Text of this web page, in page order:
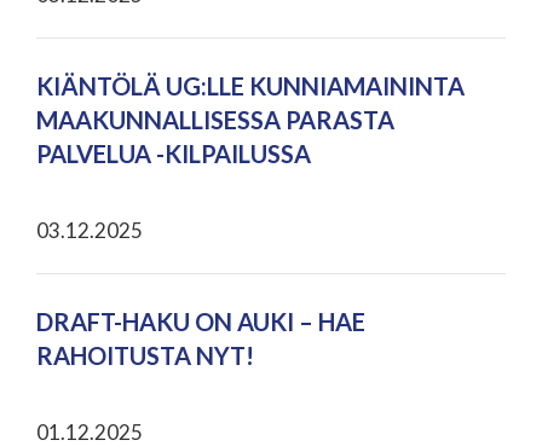
KIÄNTÖLÄ UG:LLE KUNNIAMAININTA
MAAKUNNALLISESSA PARASTA
PALVELUA -KILPAILUSSA
03.12.2025
DRAFT-HAKU ON AUKI – HAE
RAHOITUSTA NYT!
01.12.2025